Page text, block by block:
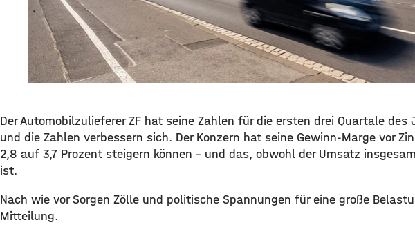
Der Automobilzulieferer ZF hat seine Zahlen für die ersten drei Quartale des
und die Zahlen verbessern sich. Der Konzern hat seine Gewinn-Marge vor
2,8 auf 3,7 Prozent steigern können – und das, obwohl der Umsatz
ist.
Nach wie vor Sorgen Zölle und politische Spannungen für eine große
Mitteilung.